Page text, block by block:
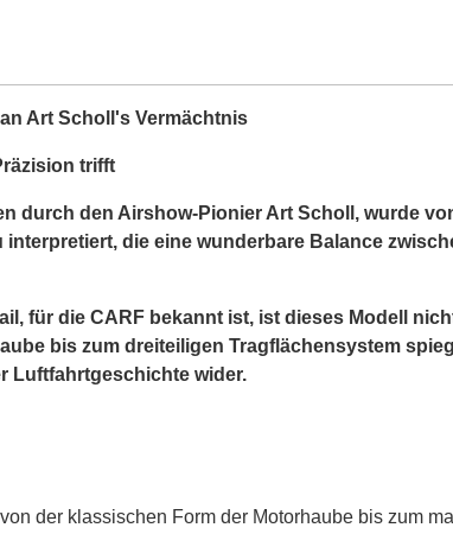
Art Scholl's Vermächtnis
trifft
durch den Airshow-Pionier Art Scholl, wurde
die eine wunderbare Balance
für die CARF bekannt ist, ist dieses Modell
bis zum dreiteiligen Tragflächensystem
Luftfahrtgeschichte wider.
der klassischen Form der Motorhaube bis zum